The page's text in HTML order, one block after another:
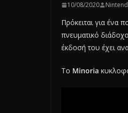
10/08/2020
Πρόκειται για ένα
πνευματικό
έκδοσή του έχει
Το Minoria